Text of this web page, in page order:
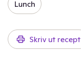
Lunch
Skriv ut recept